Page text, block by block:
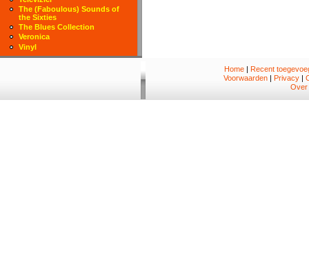
The (Faboulous) Sounds of
the Sixties
The Blues Collection
Veronica
Vinyl
Home|
Recent
Voorwaarden
Privacy
Over